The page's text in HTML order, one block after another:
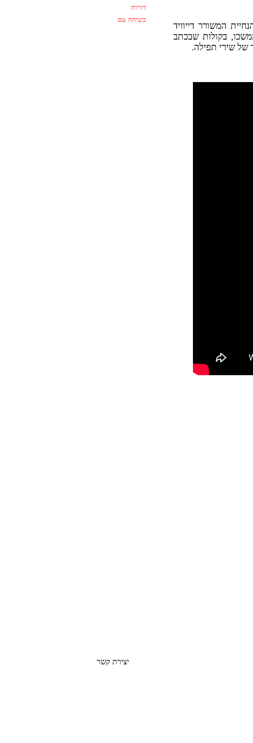
בניו-יורק ב-1998, בהנחיית המשורר דייוויד
בקולות שבכתב
של שירי תפילה.
דורות
בשיחה עם
יצירת קשר